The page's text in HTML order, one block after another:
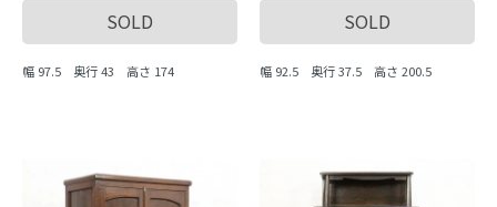
SOLD
幅 97.5 奥行 43 高さ 174
SOLD
幅 92.5 奥行 37.5 高さ 200.5